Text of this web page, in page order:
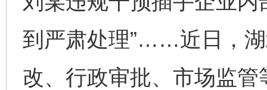
到严肃处理”……近日，
改、行政审批、市场监